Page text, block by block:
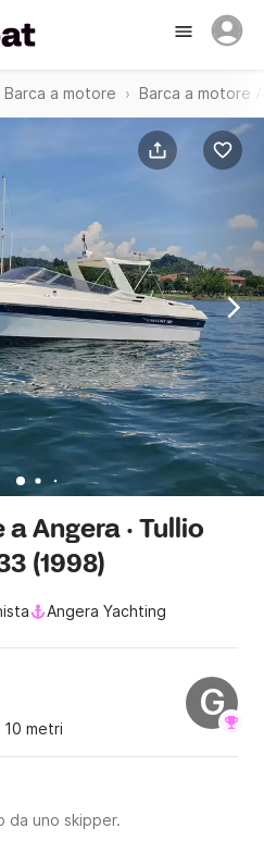
Barca a motore Barca a motore
Angera · Tullio
(1998)
Angera Yachting
10 metri
G
da uno skipper.